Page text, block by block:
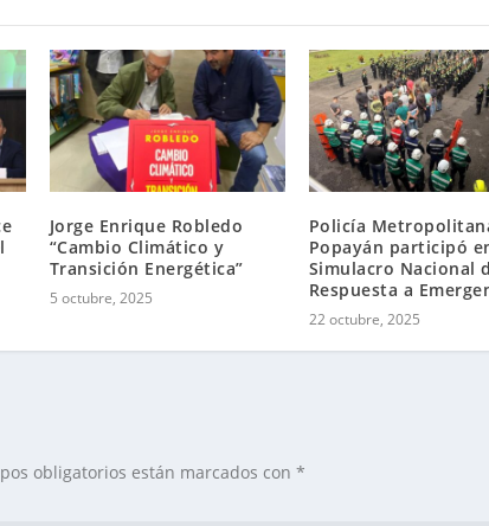
Jorge Enrique Robledo
“Cambio Climático y
Transición Energética”
5 octubre, 2025
Policía
Popayán participó
Simulacro Nacional
Respuesta a
22 octubre, 2025
obligatorios están marcados con*